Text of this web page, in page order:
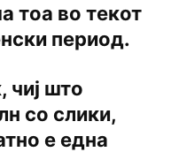
тоа во текот
период.
чиј што
со слики,
е една